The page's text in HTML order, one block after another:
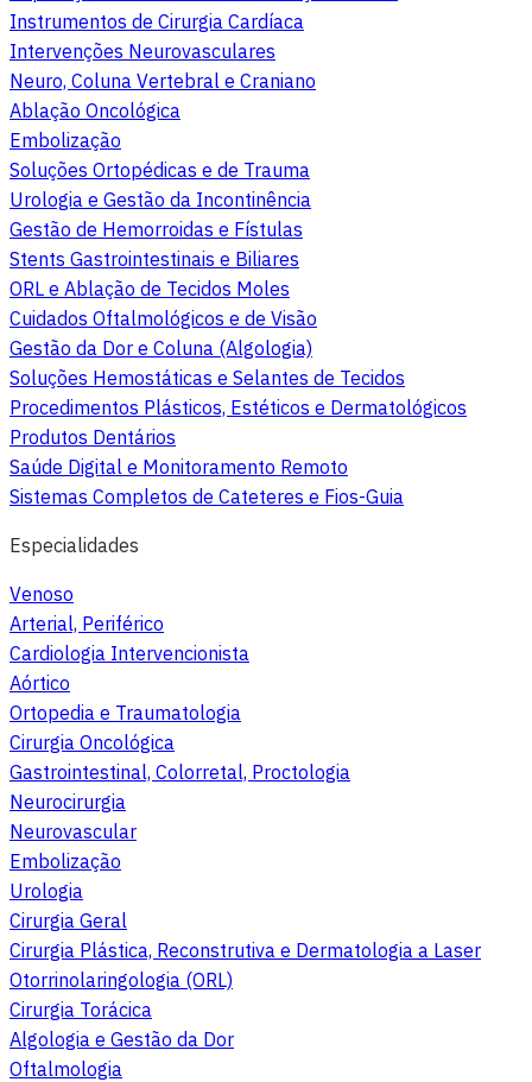
Instrumentos de Cirurgia Cardíaca
Intervenções Neurovasculares
Neuro, Coluna Vertebral e Craniano
Ablação Oncológica
Embolização
Soluções Ortopédicas e de Trauma
Urologia e Gestão da Incontinência
Gestão de Hemorroidas e Fístulas
Stents Gastrointestinais e Biliares
ORL e Ablação de Tecidos Moles
Cuidados Oftalmológicos e de Visão
Gestão da Dor e Coluna (Algologia)
Soluções Hemostáticas e Selantes de Tecidos
Procedimentos Plásticos, Estéticos e Dermatológicos
Produtos Dentários
Saúde Digital e Monitoramento Remoto
Sistemas Completos de Cateteres e Fios-Guia
Especialidades
Venoso
Arterial, Periférico
Cardiologia Intervencionista
Aórtico
Ortopedia e Traumatologia
Cirurgia Oncológica
Gastrointestinal, Colorretal, Proctologia
Neurocirurgia
Neurovascular
Embolização
Urologia
Cirurgia Geral
Cirurgia Plástica, Reconstrutiva e Dermatologia a Laser
Otorrinolaringologia (ORL)
Cirurgia Torácica
Algologia e Gestão da Dor
Oftalmologia